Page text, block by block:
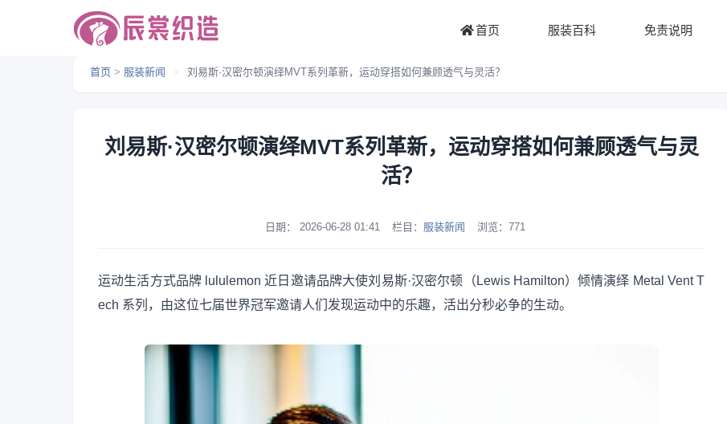
首页 服装百科 免责说明
首页 > 服装新闻 > 刘易斯·汉密尔顿演绎MVT系列革新，运动穿搭如何兼顾透气与灵活？
刘易斯·汉密尔顿演绎MVT系列革新，运动穿搭如何兼顾透气与灵
活？
日期： 2026-06-28 01:41 栏目： 服装新闻 浏览： 771
运动生活方式品牌 lululemon 近日邀请品牌大使刘易斯·汉密尔顿（Lewis Hamilton）倾情演绎 Metal Vent T
ech 系列，由这位七届世界冠军邀请人们发现运动中的乐趣，活出分秒必争的生动。